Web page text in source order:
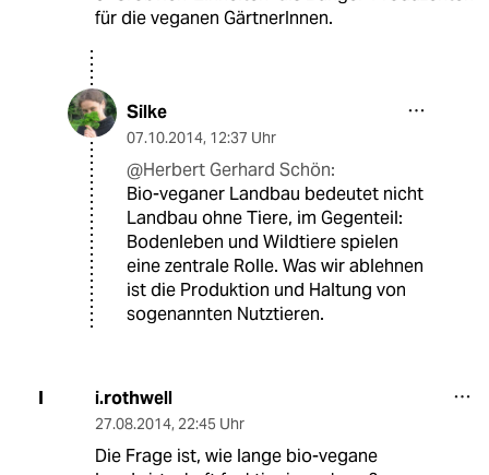
für die veganen GärtnerInnen.
Silke
07.10.2014, 12:37 Uhr
@Herbert Gerhard Schön:
Bio-veganer Landbau bedeutet nicht
Landbau ohne Tiere, im Gegenteil:
Bodenleben und Wildtiere spielen
eine zentrale Rolle. Was wir ablehnen
ist die Produktion und Haltung von
sogenannten Nutztieren.
I i.rothwell
27.08.2014, 22:45 Uhr
Die Frage ist, wie lange bio-vegane